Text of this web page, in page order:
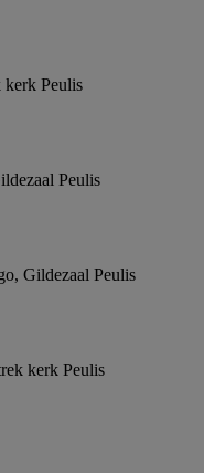
Peulis
Peulis
Gildezaal Peulis
kerk Peulis